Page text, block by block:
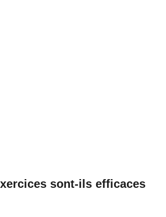
sont-ils efficaces